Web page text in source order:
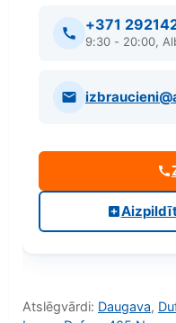
+371
9:30 - 20:00,
Atslēgvārdi: Daugava,